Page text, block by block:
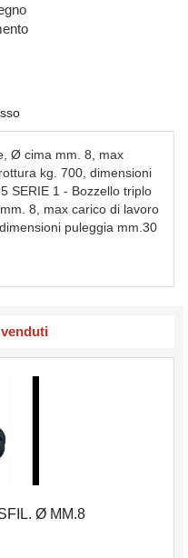
Ø cima mm. 8, max
kg. 700, dimensioni
SERIE 1 - Bozzello triplo
8, max carico di lavoro
puleggia mm.30
Ø MM.8